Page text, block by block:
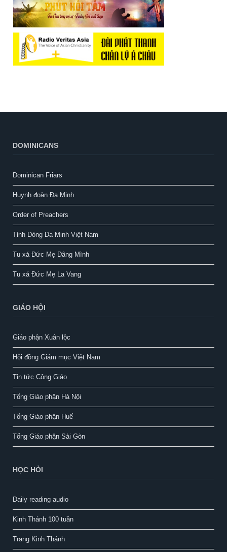
DOMINICANS
Dominican Friars
Huynh đoàn Đa Minh
Order of Preachers
Tỉnh Dòng Đa Minh Việt Nam
Tu xá Đức Mẹ Dâng Mình
Tu xá Đức Mẹ La Vang
GIÁO HỘI
Giáo phận Xuân lộc
Hội đồng Giám mục Việt Nam
Tin tức Công Giáo
Tổng Giáo phận Hà Nội
Tổng Giáo phận Huế
Tổng Giáo phận Sài Gòn
HỌC HỎI
Daily reading audio
Kinh Thánh 100 tuần
Trang Kinh Thánh